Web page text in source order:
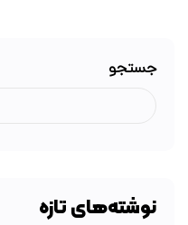
جستجو
نوشته‌های تازه